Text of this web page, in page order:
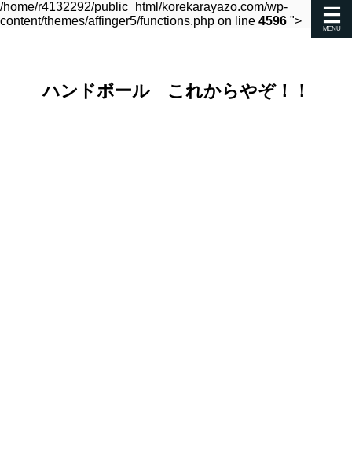
/home/r4132292/public_html/korekarayazo.com/wp-
content/themes/affinger5/functions.php on line 4596 ">
ハンドボール これからやぞ！！